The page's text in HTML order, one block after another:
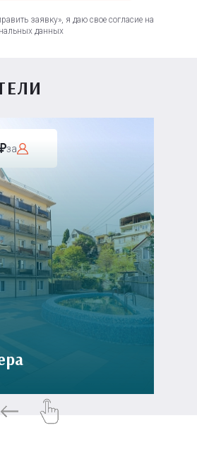
заявку», я даю свое согласие на
данных
за